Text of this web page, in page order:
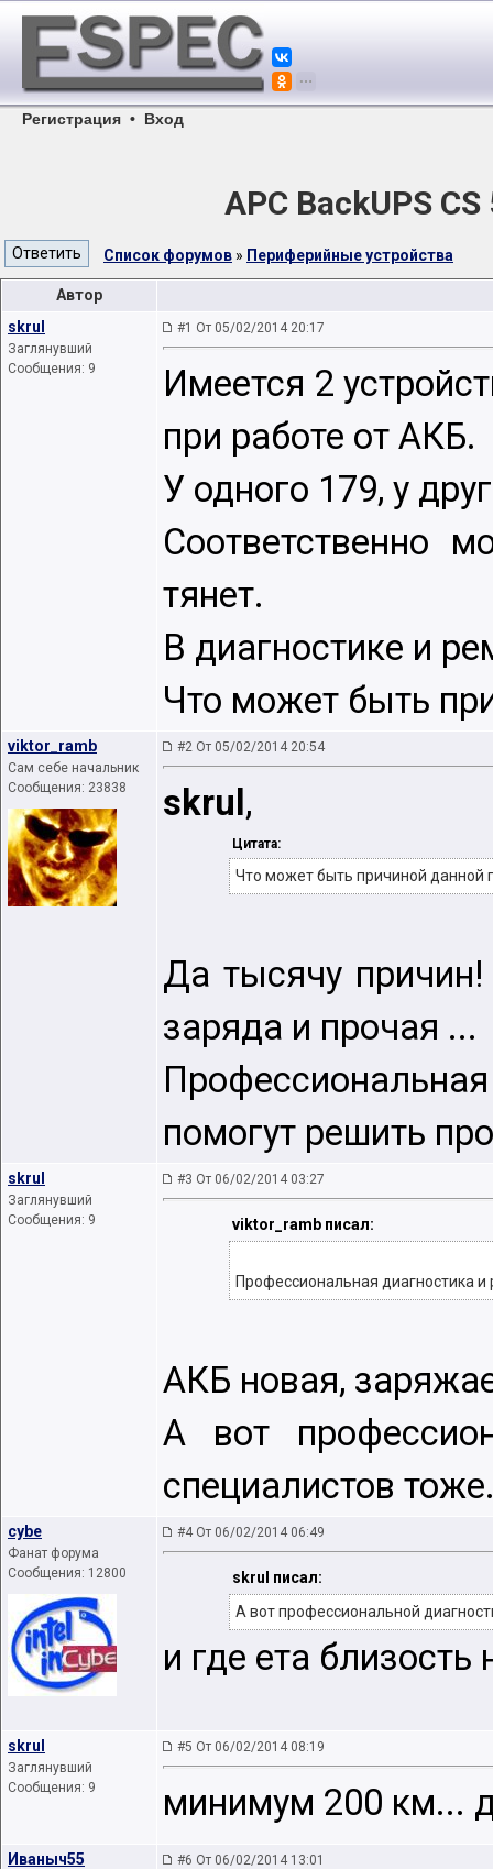
Регистрация • Вход
APC BackUPS
Список форумов » Периферийные устройства
Автор
skrul
Заглянувший
Сообщения: 9
#1 От 05/02/2014 20:17
Имеется 2
при работе от АКБ.
У одного 179, у
Соответственно
тянет.
В диагностике и
Что может быть
viktor_ramb
Сам себе начальник
Сообщения: 23838
#2 От 05/02/2014 20:54
skrul ,
Цитата:
Что может быть причиной данной
Да тысячу
заряда и прочая ...
помогут решить
skrul
Заглянувший
Сообщения: 9
#3 От 06/02/2014 03:27
viktor_ramb писал:
Профессиональная диагностика
АКБ новая,
А вот
специалистов
cybe
Фанат форума
Сообщения: 12800
#4 От 06/02/2014 06:49
skrul писал:
А вот профессиональной
и где ета близость
skrul
Заглянувший
Сообщения: 9
#5 От 06/02/2014 08:19
минимум 200 км...
Иваныч55 #6 От 06/02/2014 13:01